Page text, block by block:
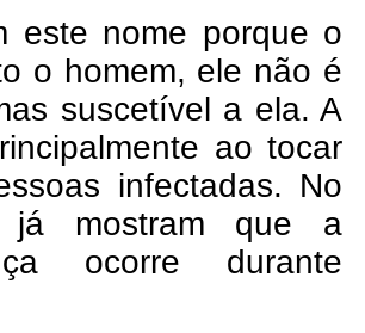
este nome porque o
o homem, ele não é
suscetível a ela. A
ao tocar
infectadas. No
já mostram que a
ocorre durante